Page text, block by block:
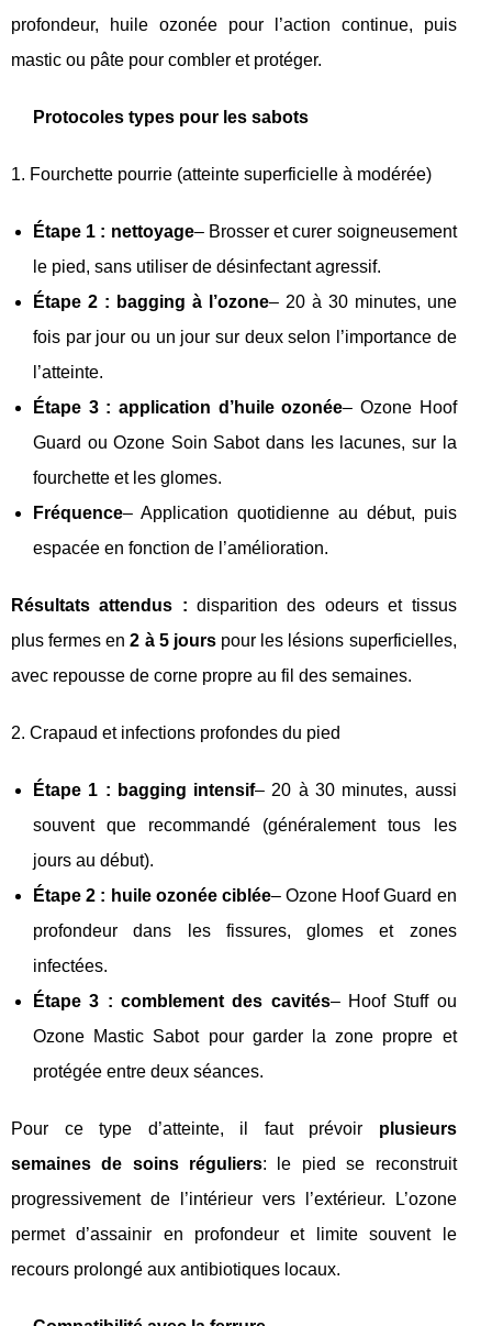
profondeur, huile ozonée pour l’action continue, puis
mastic ou pâte pour combler et protéger.
Protocoles types pour les sabots
1. Fourchette pourrie (atteinte superficielle à modérée)
Étape 1 : nettoyage– Brosser et curer soigneusement
le pied, sans utiliser de désinfectant agressif.
Étape 2 : bagging à l’ozone– 20 à 30 minutes, une
fois par jour ou un jour sur deux selon l’importance de
l’atteinte.
Étape 3 : application d’huile ozonée– Ozone Hoof
Guard ou Ozone Soin Sabot dans les lacunes, sur la
fourchette et les glomes.
Fréquence– Application quotidienne au début, puis
espacée en fonction de l’amélioration.
Résultats attendus : disparition des odeurs et tissus
plus fermes en2 à 5 jourspour les lésions superficielles,
avec repousse de corne propre au fil des semaines.
2. Crapaud et infections profondes du pied
Étape 1 : bagging intensif– 20 à 30 minutes, aussi
souvent que recommandé (généralement tous les
jours au début).
Étape 2 : huile ozonée ciblée– Ozone Hoof Guard en
profondeur dans les fissures, glomes et zones
infectées.
Étape 3 : comblement des cavités– Hoof Stuff ou
Ozone Mastic Sabot pour garder la zone propre et
protégée entre deux séances.
Pour ce type d’atteinte, il faut prévoir plusieurs
semaines de soins réguliers: le pied se reconstruit
progressivement de l’intérieur vers l’extérieur. L’ozone
permet d’assainir en profondeur et limite souvent le
recours prolongé aux antibiotiques locaux.